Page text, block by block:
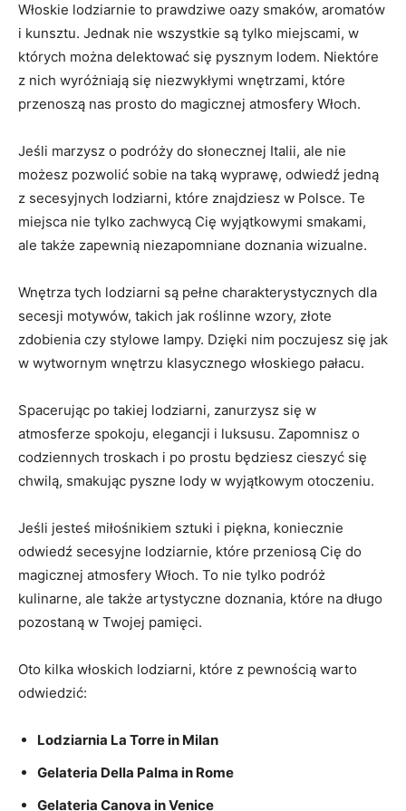
Włoskie lodziarnie to prawdziwe oazy smaków, aromatów
i kunsztu. Jednak nie wszystkie są tylko miejscami, w
których można delektować się ⁤pysznym lodem.​ Niektóre
z nich wyróżniają ⁤się ‍niezwykłymi wnętrzami, które
przenoszą nas prosto⁣ do magicznej atmosfery Włoch.
Jeśli marzysz o⁤ podróży do słonecznej​ Italii, ale‌ nie
‌możesz pozwolić sobie na taką ​wyprawę, odwiedź jedną
z secesyjnych lodziarni, które znajdziesz w⁢ Polsce. Te
⁣miejsca nie tylko zachwycą Cię wyjątkowymi smakami,
ale także zapewnią niezapomniane doznania wizualne.
Wnętrza tych lodziarni są pełne charakterystycznych dla
secesji motywów, takich jak roślinne wzory, złote
zdobienia czy stylowe lampy. Dzięki ‌nim poczujesz się jak
w ⁤wytwornym wnętrzu klasycznego włoskiego pałacu.
Spacerując⁤ po takiej lodziarni, zanurzysz ‌się w‍
atmosferze spokoju, elegancji⁢ i luksusu. Zapomnisz o
codziennych troskach i ⁣po prostu ⁢będziesz cieszyć się‌
chwilą, smakując pyszne ‍lody w⁣ wyjątkowym otoczeniu.
Jeśli jesteś miłośnikiem sztuki i ⁢piękna, koniecznie
odwiedź secesyjne lodziarnie, ⁢które przeniosą Cię do
magicznej atmosfery Włoch. To nie tylko‌ podróż
kulinarne, ale także artystyczne doznania, które na długo
⁢pozostaną w Twojej pamięci.
Oto⁤ kilka włoskich‌ lodziarni, które⁤ z pewnością warto‍
odwiedzić:
Lodziarnia La Torre⁣ in Milan
Gelateria Della Palma in‌ Rome
Gelateria Canova in ‍Venice